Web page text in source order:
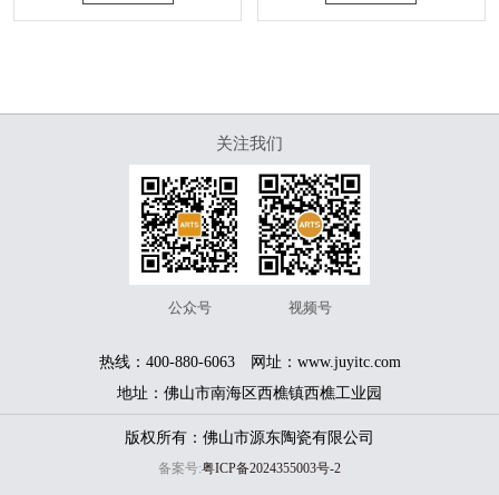
版权所有© 佛山市源东陶瓷有限公司 备案号：
技术支持：一七八广告
400-880-6063
关注我们
公众号 视频号
热线：400-880-6063 网址：www.juyitc.com
地址：佛山市南海区西樵镇西樵工业园
版权所有：佛山市源东陶瓷有限公司
备案号:粤ICP备2024355003号-2